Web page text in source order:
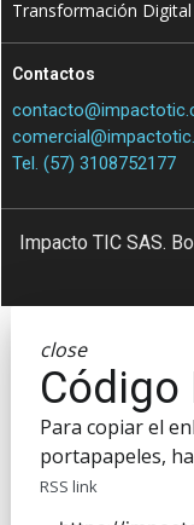
Transformación
Contactos
Tel. (57) 3108752177
Impacto TIC SAS.
close
Código
Para copiar el
portapapeles,
RSS link